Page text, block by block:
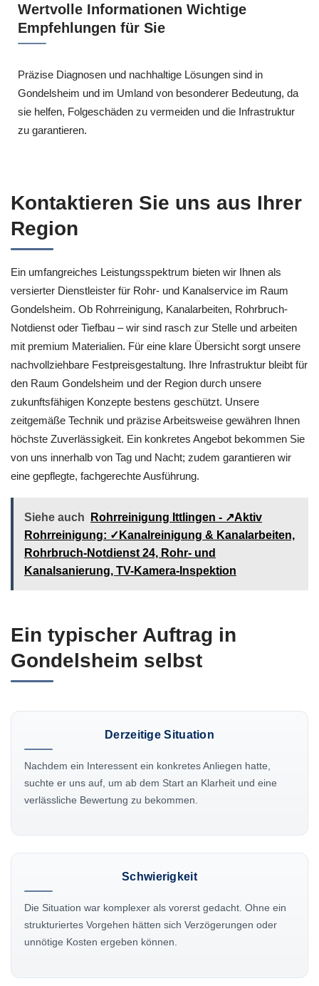
Wertvolle Informationen Wichtige
Empfehlungen für Sie
Präzise Diagnosen und nachhaltige Lösungen sind in
Gondelsheim und im Umland von besonderer Bedeutung, da
sie helfen, Folgeschäden zu vermeiden und die Infrastruktur
zu garantieren.
Kontaktieren Sie uns aus Ihrer
Region
Ein umfangreiches Leistungsspektrum bieten wir Ihnen als
versierter Dienstleister für Rohr- und Kanalservice im Raum
Gondelsheim. Ob Rohrreinigung, Kanalarbeiten, Rohrbruch-
Notdienst oder Tiefbau – wir sind rasch zur Stelle und arbeiten
mit premium Materialien. Für eine klare Übersicht sorgt unsere
nachvollziehbare Festpreisgestaltung. Ihre Infrastruktur bleibt für
den Raum Gondelsheim und der Region durch unsere
zukunftsfähigen Konzepte bestens geschützt. Unsere
zeitgemäße Technik und präzise Arbeitsweise gewähren Ihnen
höchste Zuverlässigkeit. Ein konkretes Angebot bekommen Sie
von uns innerhalb von Tag und Nacht; zudem garantieren wir
eine gepflegte, fachgerechte Ausführung.
Siehe auch
Rohrreinigung Ittlingen - ↗️Aktiv
Rohrreinigung: ✓Kanalreinigung & Kanalarbeiten,
Rohrbruch-Notdienst 24, Rohr- und
Kanalsanierung, TV-Kamera-Inspektion
Ein typischer Auftrag in
Gondelsheim selbst
Derzeitige Situation
Nachdem ein Interessent ein konkretes Anliegen hatte,
suchte er uns auf, um ab dem Start an Klarheit und eine
verlässliche Bewertung zu bekommen.
Schwierigkeit
Die Situation war komplexer als vorerst gedacht. Ohne ein
strukturiertes Vorgehen hätten sich Verzögerungen oder
unnötige Kosten ergeben können.